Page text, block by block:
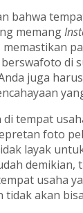
bahwa
memang
memastikan
di
juga harus
di tempat
foto
layak
demikian,
usaha
akan